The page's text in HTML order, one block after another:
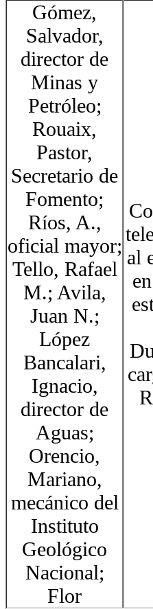
Gómez,
Salvador,
director de
Minas y
Petróleo;
Rouaix,
Pastor,
Secretario de
Fomento;
Ríos, A.,
oficial mayor;
Tello, Rafael
M.; Avila,
Juan N.;
López
Bancalari,
Ignacio,
director de
Aguas;
Orencio,
Mariano,
mecánico del
Instituto
Geológico
Nacional;
Flor
al